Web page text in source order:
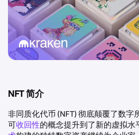
NFT 简介
非同质化代币 (NFT) 彻底颠覆了数字
可收回性的概念提升到了新的虚拟水